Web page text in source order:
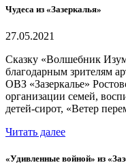
Чудеса из «Зазеркалья»
27.05.2021
Сказку «Волшебник
благодарным зрителям
ОВЗ «Зазеркалье»
организации семей,
детей-сирот, «Ветер
Читать далее
«Удивленные войной» из